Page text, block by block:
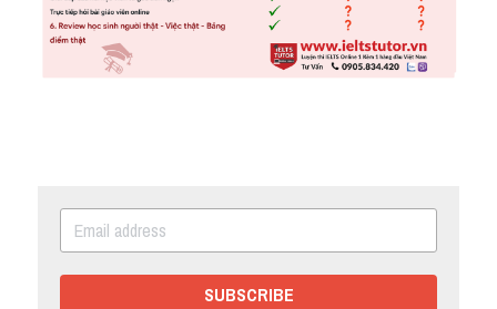
SUBSCRIBE